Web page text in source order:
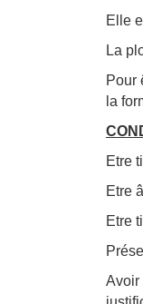
Elle
La
Pour
la
Etre
Etre
Etre
Avoir